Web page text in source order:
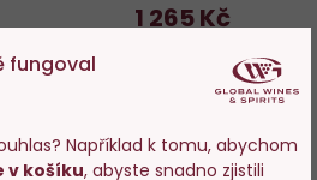
1 265 Kč
+
fungoval
Například k tomu, abychom
v košíku, abyste snadno zjistili